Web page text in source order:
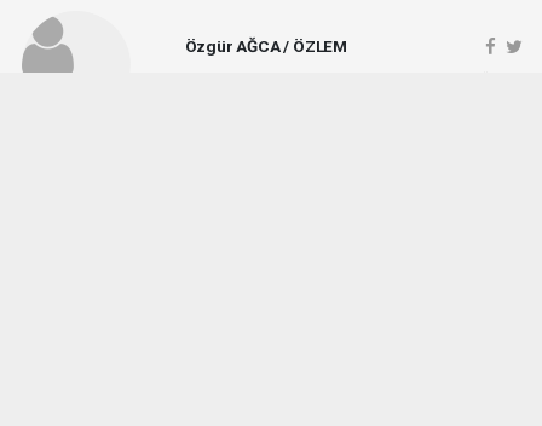
Özgür AĞCA / ÖZLEM